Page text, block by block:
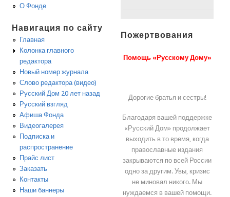
О Фонде
Навигация по сайту
Главная
Колонка главного
редактора
Новый номер журнала
Слово редактора (видео)
Русский Дом 20 лет назад
Русский взгляд
Афиша Фонда
Видеогалерея
Подписка и
распространение
Прайс лист
Заказать
Контакты
Наши баннеры
Пожертвования
Помощь «Русскому Дому»
Дорогие братья и сестры!
Благодаря вашей поддержке
«Русский Дом» продолжает
выходить в то время, когда
православные издания
закрываются по всей России
одно за другим. Увы, кризис
не миновал никого. Мы
нуждаемся в вашей помощи.